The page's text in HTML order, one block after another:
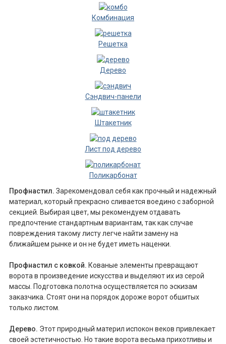
Комбинация
Решетка
Дерево
Сэндвич-панели
Штакетник
Лист под дерево
Поликарбонат
Профнастил. Зарекомендовал себя как прочный и надежный
материал, который прекрасно сливается воедино с заборной
секцией. Выбирая цвет, мы рекомендуем отдавать
предпочтение стандартным вариантам, так как случае
повреждения такому листу легче найти замену на
ближайшем рынке и он не будет иметь наценки.
Профнастил с ковкой. Кованые элементы превращают
ворота в произведение искусства и выделяют их из серой
массы. Подготовка полотна осуществляется по эскизам
заказчика. Стоят они на порядок дороже ворот обшитых
только листом.
Дерево. Этот природный материл испокон веков привлекает
своей эстетичностью. Но такие ворота весьма прихотливы и